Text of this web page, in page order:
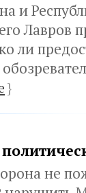
и
Лавров
ли
}
не